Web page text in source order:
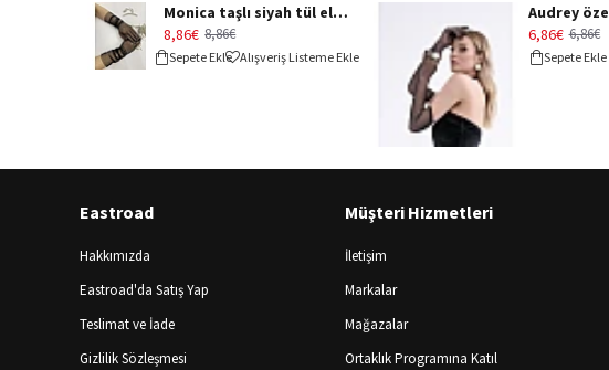
Monica taşlı siyah tül eldiven - SİYAH
8,86€ 8,86€
Sepete Ekle Alışveriş Listeme Ekle
6,86€ 6,86€
Sepete Ekle
Eastroad
Hakkımızda
Eastroad'da Satış Yap
Teslimat ve İade
Gizlilik Sözleşmesi
Müşteri Hizmetleri
İletişim
Markalar
Mağazalar
Ortaklık Programına Katıl